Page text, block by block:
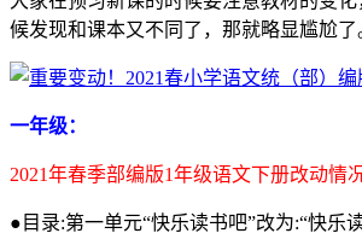
候发现和课本又不同了，那就略显尴尬了
一年级：
2021年春季部编版1年级语文下册改动情
●目录:第一单元“快乐读书吧”改为:“快乐